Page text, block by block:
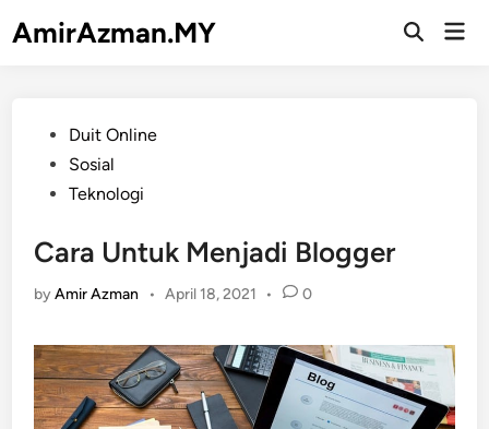
toAmirAzman.MY
Open
PostedDuit Online
Sosial
Teknologi
Cara Untuk Menjadi Blogger
byAmir Azman • April 18, 2021 • 0